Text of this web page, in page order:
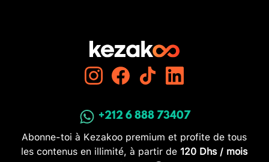
+212 6 888 73407
Abonne-toi à Kezakoo premium et profite de tous
les contenus en illimité, à partir de 120 Dhs / mois